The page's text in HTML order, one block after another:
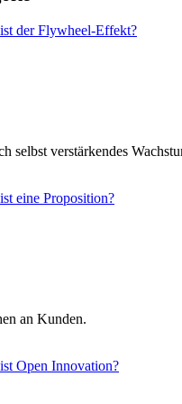
der Flywheel-Effekt?
selbst verstärkendes
eine Proposition?
an Kunden.
Open Innovation?